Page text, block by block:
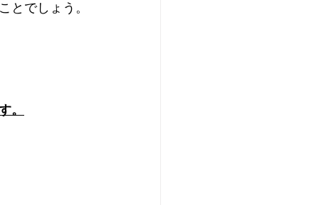
とでしょう。
。